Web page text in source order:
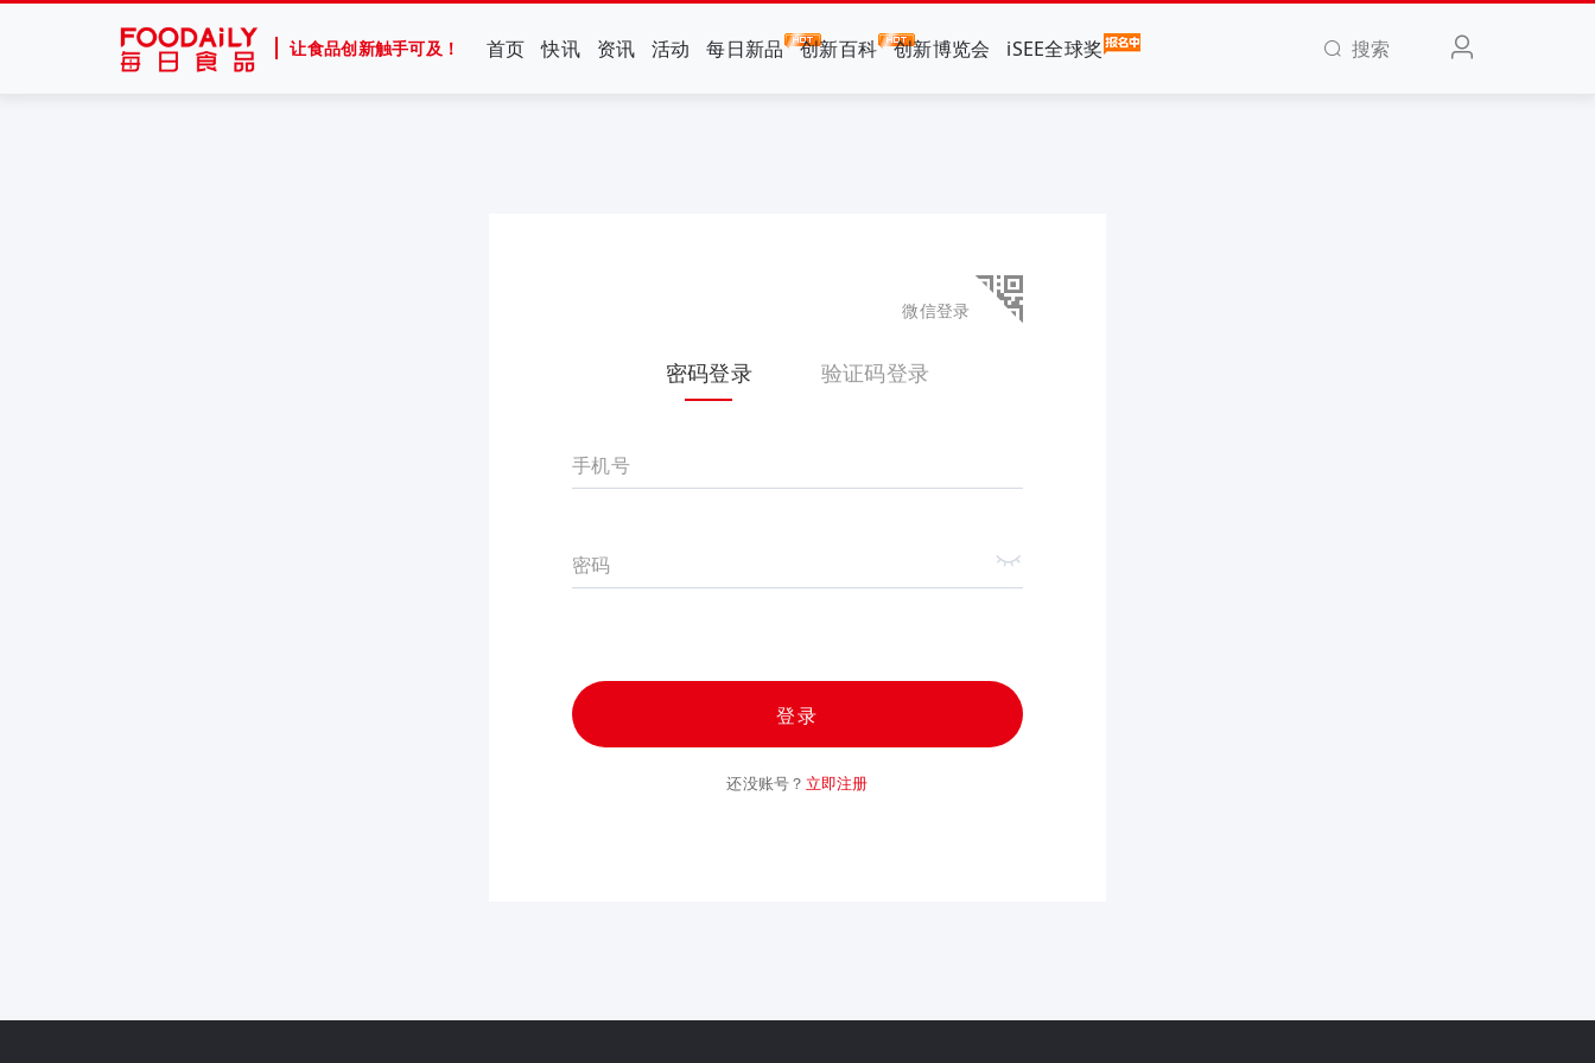
让食品创新触手可及！ 首页 快讯 资讯 活动 每日新品 创新百科 创新博览会 iSEE全球奖 搜索
微信登录
密码登录 验证码登录
手机号
密码
登录
还没账号？ 立即注册